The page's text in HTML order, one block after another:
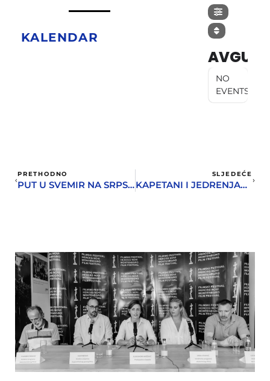
KALENDAR
AVGUST
NO
EVENTS
PRETHODNO
PUT U SVEMIR NA SRPSKI NAČIN
SLJEDEĆE
KAPETANI I JEDRENJACI HERCEG NOVOG